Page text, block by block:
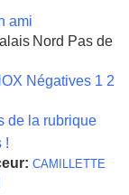
ami
Nord Pas de
Négatives 1 2
de la rubrique
!
CAMILLETTE